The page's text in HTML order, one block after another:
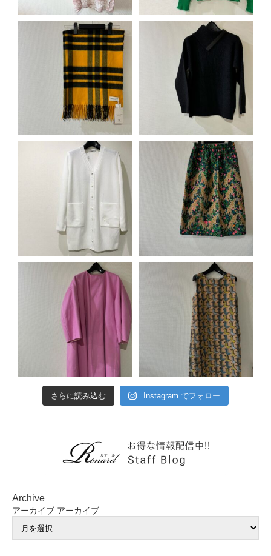
さらに読み込む Instagram でフォロー
Archive
アーカイブ アーカイブ